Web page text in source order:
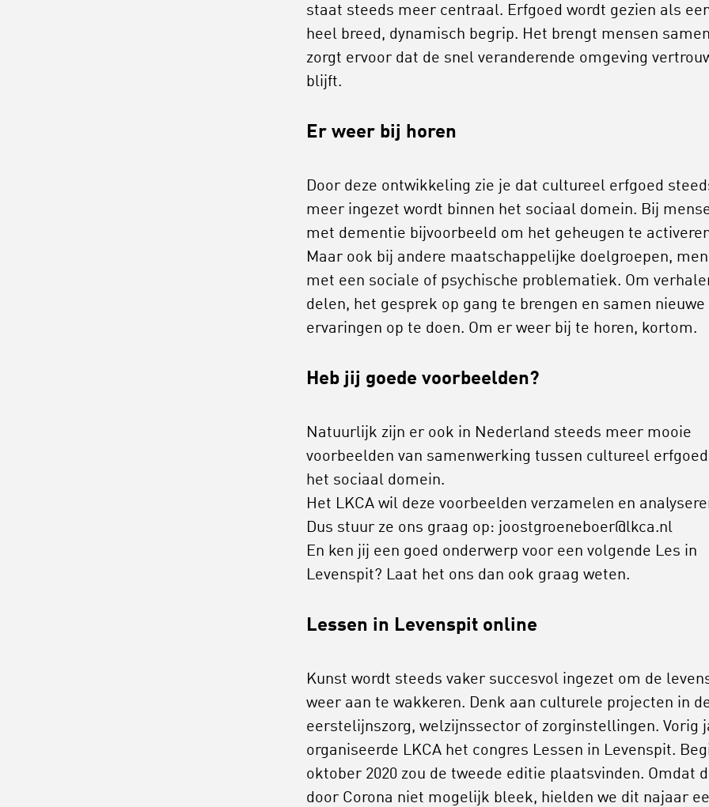
staat steeds meer centraal. Erfgoed wordt gezien als
heel breed, dynamisch begrip. Het brengt mensen
zorgt ervoor dat de snel veranderende omgeving
blijft.
Er weer bij horen
Door deze ontwikkeling zie je dat cultureel erfgoed
meer ingezet wordt binnen het sociaal domein. Bij
met dementie bijvoorbeeld om het geheugen te
Maar ook bij andere maatschappelijke doelgroepen,
met een sociale of psychische problematiek. Om
delen, het gesprek op gang te brengen en samen nieuwe
ervaringen op te doen. Om er weer bij te horen, kortom.
Heb jij goede voorbeelden?
Natuurlijk zijn er ook in Nederland steeds meer mooie
voorbeelden van samenwerking tussen cultureel
het sociaal domein.
Het LKCA wil deze voorbeelden verzamelen en
Dus stuur ze ons graag op: joostgroeneboer@lkca.nl
En ken jij een goed onderwerp voor een volgende Les in
Levenspit? Laat het ons dan ook graag weten.
Lessen in Levenspit online
Kunst wordt steeds vaker succesvol ingezet om de
weer aan te wakkeren. Denk aan culturele projecten in
eerstelijnszorg, welzijnssector of zorginstellingen. Vorig
organiseerde LKCA het congres Lessen in Levenspit.
oktober 2020 zou de tweede editie plaatsvinden. Omdat
door Corona niet mogelijk bleek, hielden we dit najaar